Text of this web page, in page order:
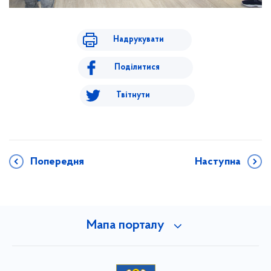
Надрукувати
Поділитися
Твітнути
Попередня Наступна
Мапа порталу